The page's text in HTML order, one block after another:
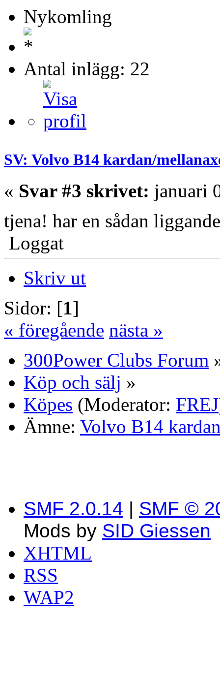
Nykomling
Antal inlägg: 22
SV: Volvo B14 kardan/
« Svar #3 skrivet: januari
tjena! har en sådan
Loggat
Skriv ut
Sidor: [1]
« föregående nästa »
300Power Clubs Forum
Köp och sälj »
Köpes (Moderator: FREJ
Ämne: Volvo B14
SMF 2.0.14 | SMF ©
Mods by SID Giessen
XHTML
RSS
WAP2